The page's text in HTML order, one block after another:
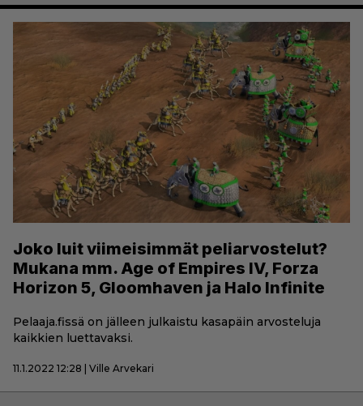
Joko luit viimeisimmät peliarvostelut?
Mukana mm. Age of Empires IV, Forza
Horizon 5, Gloomhaven ja Halo Infinite
Pelaaja.fissä on jälleen julkaistu kasapäin arvosteluja
kaikkien luettavaksi.
11.1.2022 12:28 | Ville Arvekari